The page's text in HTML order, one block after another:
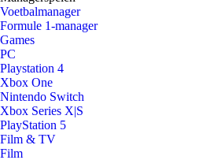
Voetbalmanager
Formule 1-manager
Games
PC
Playstation 4
Xbox One
Nintendo Switch
Xbox Series X|S
PlayStation 5
Film & TV
Film